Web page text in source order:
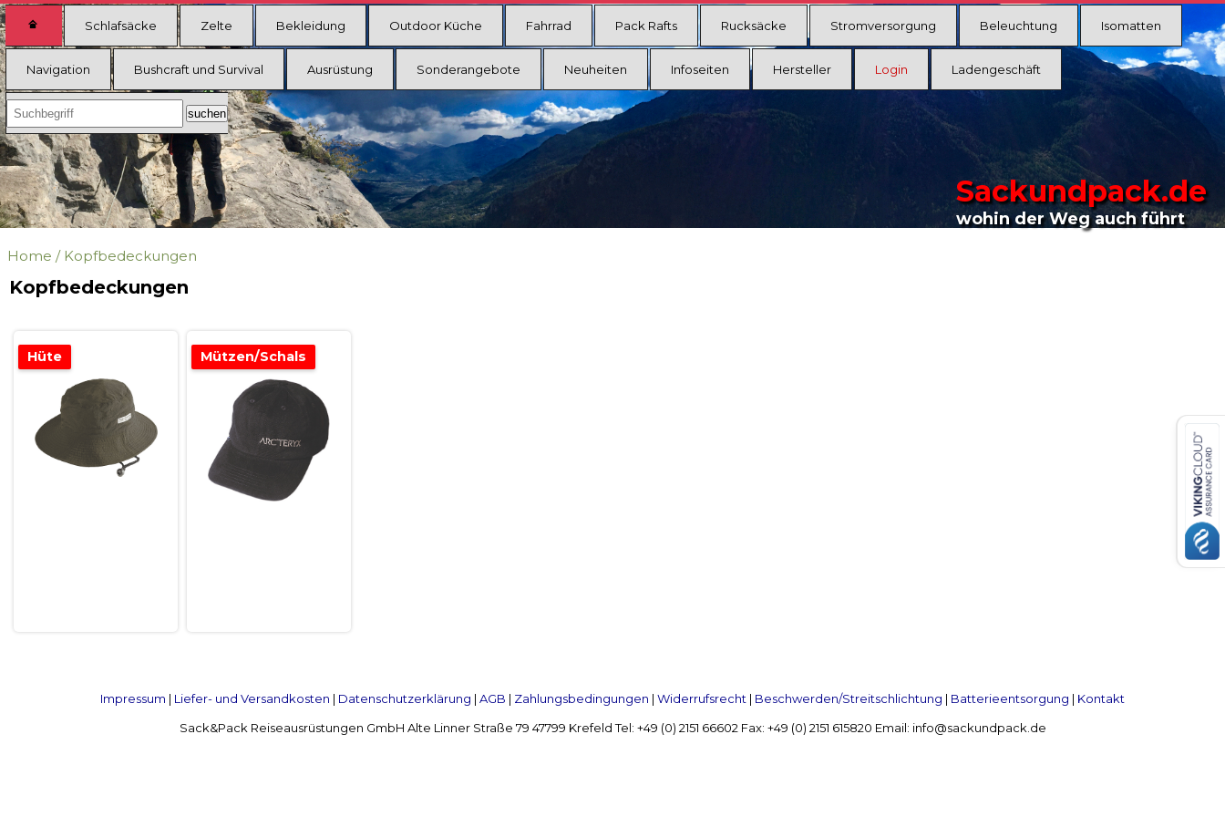
Schlafsäcke Zelte Bekleidung Outdoor Küche Fahrrad Pack Rafts Rucksäcke Stromversorgung Beleuchtung Isomatten
Navigation Bushcraft und Survival Ausrüstung Sonderangebote Neuheiten Infoseiten Hersteller Login Ladengeschäft
Sackundpack.de
wohin der Weg auch führt
Home / Kopfbedeckungen
Kopfbedeckungen
Hüte Mützen/Schals
Impressum | Liefer- und Versandkosten | Datenschutzerklärung | AGB | Zahlungsbedingungen | Widerrufsrecht | Beschwerden/Streitschlichtung | Batterieentsorgung | Kontakt
Sack&Pack Reiseausrüstungen GmbH Alte Linner Straße 79 47799 Krefeld Tel: +49 (0) 2151 66602 Fax: +49 (0) 2151 615820 Email: info@sackundpack.de